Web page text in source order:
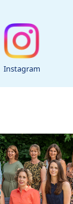
Instagram